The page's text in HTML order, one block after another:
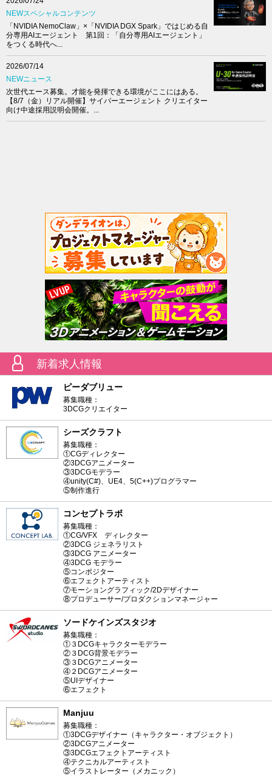
NEWスペシャルコンテンツ
「NVIDIA NemoClaw」×「NVIDIA DGX Spark」ではじめる自
分専用AIエージェント 第1回：「自分専用AIエージェント」
をつくる時代へ...
2026/07/14
NEWニュース
次世代エース募集。才能を発揮できる環境がここにはある。
【8/7（金）リアル開催】サイバーエージェント クリエイター
向け中途採用説明会開催。...
新着求人情報
ピーダブリュー
募集職種：
3DCGクリエイター
シーズクラフト
募集職種：
①CGディレクター
②3DCGアニメーター
③3DCGモデラー
④unity(C#)、UE4、5(C++)プログラマー
⑤制作進行
コンセプトラボ
募集職種：
①CG/VFX ディレクター
②3DCG ジェネラリスト
③3DCG アニメーター
④3DCG モデラー
⑤コンポジター
⑥エフェクトアーティスト
⑦モーショングラフィック/2Dデザイナー
⑧プロデューサー/プロダクションマネージャー
ソードケインズスタジオ
募集職種：
①３DCGキャラクターモデラー
②３DCG背景モデラー
③３DCGアニメーター
④２DCGアニメーター
⑤UIデザイナー
⑥エフェクト
Manjuu
募集職種：
①3DCGデザイナー（キャラクター・オブジェクト）
②3DCGアニメーター
③3DCGエフェクトアーティスト
④テクニカルアーティスト
⑤イラストレーター（メカニック）